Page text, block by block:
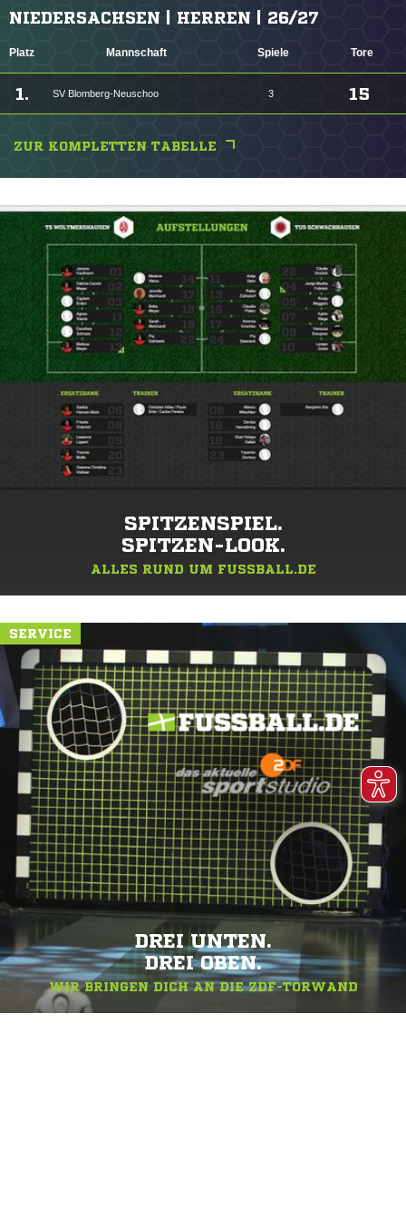
NIEDERSACHSEN | HERREN | 26/27
Platz Mannschaft Spiele Tore
1. SV Blomberg-Neuschoo 3 15
ZUR KOMPLETTEN TABELLE
SPITZENSPIEL.
SPITZEN-LOOK.
ALLES RUND UM FUSSBALL.DE
SERVICE
DREI UNTEN.
DREI OBEN.
WIR BRINGEN DICH AN DIE ZDF-TORWAND